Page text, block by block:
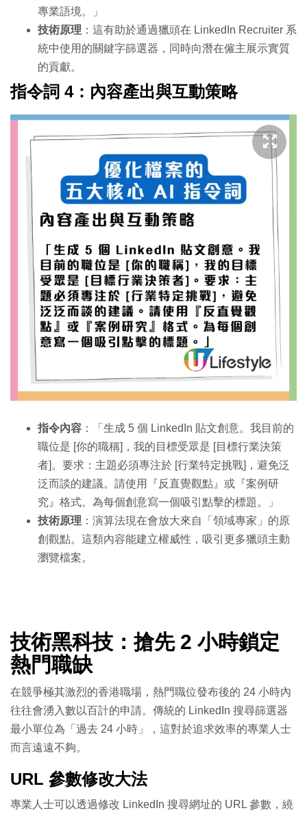
專業語境。」
技術原理 ：這有助於通過獵頭在 LinkedIn Recruiter 系
統中使用的關鍵字篩選器，同時向潛在僱主展示實質
的貢獻。
指令詞 4：內容產出與互動策略
指令內容 ：「生成 5 個 LinkedIn 貼文創意。我目前的
職位是 [你的職稱]，我的目標受眾是 [目標行業決策
者]。要求：主題必須專注於 [行業特定挑戰]，避免泛
泛而談的建議。請使用『反直覺觀點』或『案例研
究』格式。為每個創意寫一個吸引點擊的標題。」
技術原理 ：演算法現在會放大來自「領域專家」的原
創觀點。這類內容能建立權威性，吸引更多獵頭主動
瀏覽檔案。
技術黑科技：搶先 2 小時鎖定
熱門職缺
在競爭極其激烈的香港職場，熱門職位發布後的 24 小時內
往往會湧入數以百計的申請。傳統的 LinkedIn 搜尋篩選器
最小單位為「過去 24 小時」，這對於追求效率的專業人士
而言遠遠不夠。
URL 參數修改大法
專業人士可以透過修改 LinkedIn 搜尋網址的 URL 參數，繞